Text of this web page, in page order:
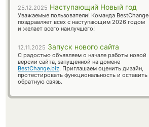
25.12.2025 Наступающий Новый год
Уважаемые пользователи! Команда BestChange
поздравляет всех с наступающим 2026 годом
и желает всего наилучшего!
12.11.2025 Запуск нового сайта
С радостью объявляем о начале работы новой
версии сайта, запущенной на домене
BestChange.biz. Приглашаем оценить дизайн,
протестировать функциональность и оставить
обратную связь.